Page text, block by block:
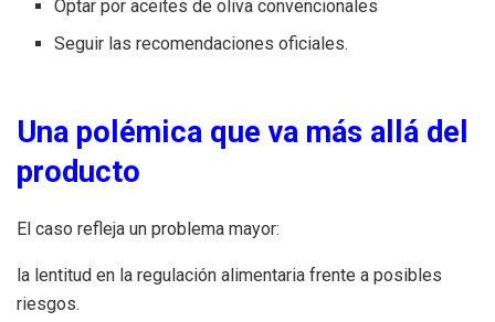
Optar por aceites de oliva convencionales
Seguir las recomendaciones oficiales.
Una polémica que va más allá del
producto
El caso refleja un problema mayor:
la lentitud en la regulación alimentaria frente a posibles
riesgos.